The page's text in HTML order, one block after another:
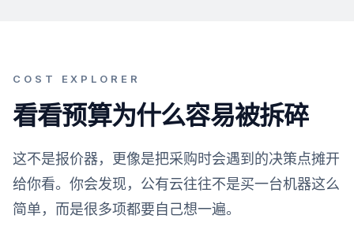
COST EXPLORER
看看预算为什么容易被拆碎
这不是报价器，更像是把采购时会遇到的决策点摊开
给你看。你会发现，公有云往往不是买一台机器这么
简单，而是很多项都要自己想一遍。